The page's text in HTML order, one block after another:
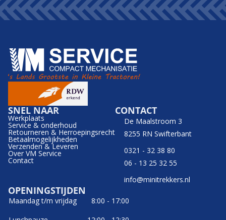
SNEL NAAR
Werkplaats
Service & onderhoud
Retourneren & Herroepingsrecht
Betaalmogelijkheden
Verzenden & Leveren
Over VM Service
Contact
CONTACT
De Maalstroom 3
8255 RN Swifterbant
0321 - 32 38 80
06 - 13 25 32 55
info@minitrekkers.nl
OPENINGSTIJDEN
Maandag t/m vrijdag
8:00 - 17:00